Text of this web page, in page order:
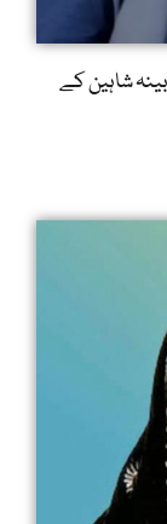
شاہین کے